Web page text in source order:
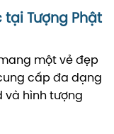
Tượng Phật
một vẻ đẹp
cấp đa dạng
và hình tượng